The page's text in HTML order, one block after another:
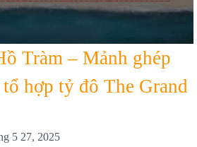
Tràm – Mảnh ghép
hợp tỷ đô The Grand
5 27, 2025